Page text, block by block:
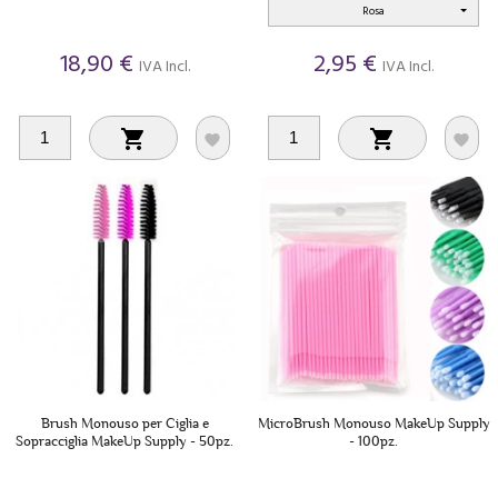
18,90 € IVA Incl.
 
Rosa
2,95 € IVA Incl.
 
Brush Monouso per Ciglia e
Sopracciglia MakeUp Supply - 50pz.
MicroBrush Monouso MakeUp Supply
- 100pz.